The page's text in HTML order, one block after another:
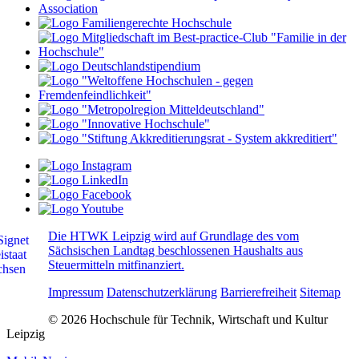
Die HTWK Leipzig wird auf Grundlage des vom
Sächsischen Landtag beschlossenen Haushalts aus
Steuermitteln mitfinanziert.
Impressum Datenschutzerklärung Barrierefreiheit Sitemap
© 2026 Hochschule für Technik, Wirtschaft und Kultur
Leipzig